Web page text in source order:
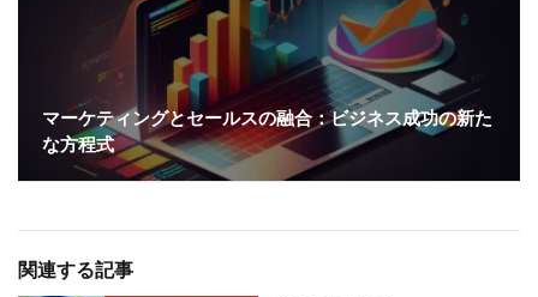
マーケティングとセールスの融合：ビジネス成功の新た
な方程式
関連する記事